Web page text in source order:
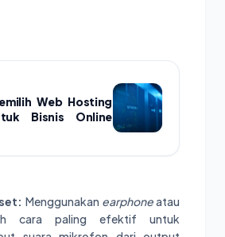
Web Hosting
Bisnis Online
Menggunakan earphoneatau
cara paling efektif untuk